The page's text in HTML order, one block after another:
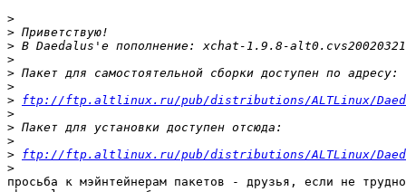
>
>
>
>
>
>
> ftp://ftp.altlinux.ru/pub/distributions/ALTLinux/
>
>
>
> ftp://ftp.altlinux.ru/pub/distributions/ALTLinux/
>
просьба к мэйнтейнерам пакетов - друзья, если не